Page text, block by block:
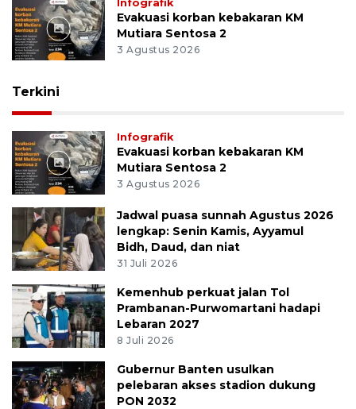
Infografik
Evakuasi korban kebakaran KM
Mutiara Sentosa 2
3 Agustus 2026
Terkini
Infografik
Evakuasi korban kebakaran KM
Mutiara Sentosa 2
3 Agustus 2026
Jadwal puasa sunnah Agustus 2026
lengkap: Senin Kamis, Ayyamul
Bidh, Daud, dan niat
31 Juli 2026
Kemenhub perkuat jalan Tol
Prambanan-Purwomartani hadapi
Lebaran 2027
8 Juli 2026
Gubernur Banten usulkan
pelebaran akses stadion dukung
PON 2032